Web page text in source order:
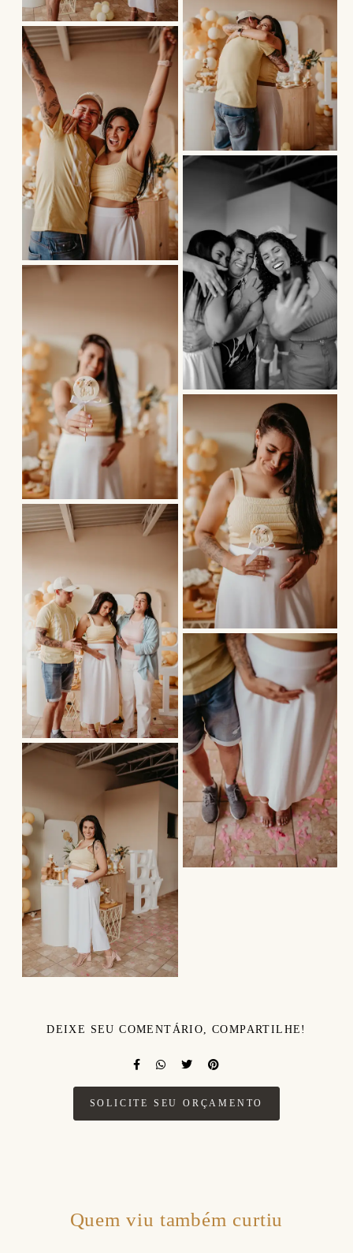
DEIXE SEU COMENTÁRIO, COMPARTILHE!
SOLICITE SEU ORÇAMENTO
Quem viu também curtiu